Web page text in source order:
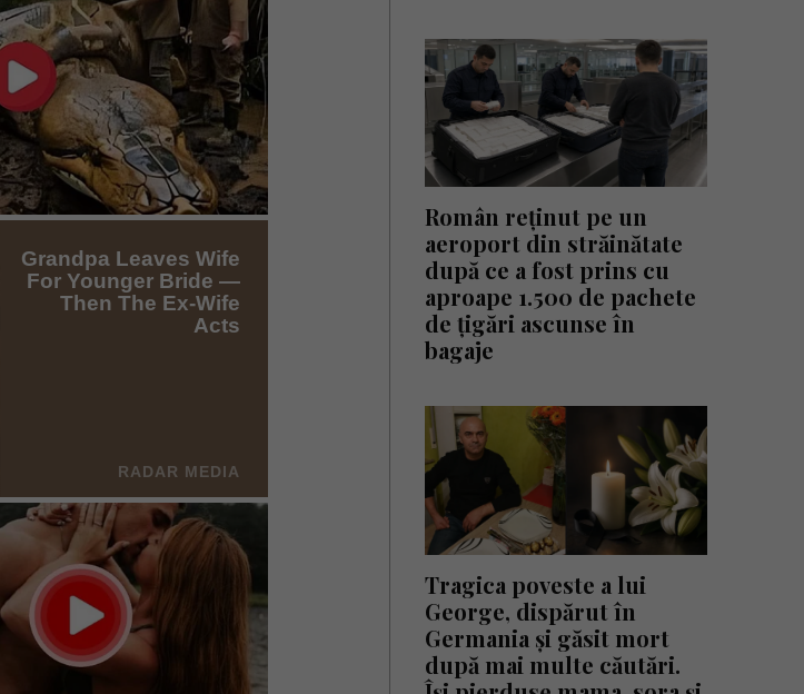
Român reținut pe un
aeroport din străinătate
după ce a fost prins cu
aproape 1.500 de pachete
de țigări ascunse în
bagaje
Tragica poveste a lui
George, dispărut în
Germania și găsit mort
după mai multe căutări.